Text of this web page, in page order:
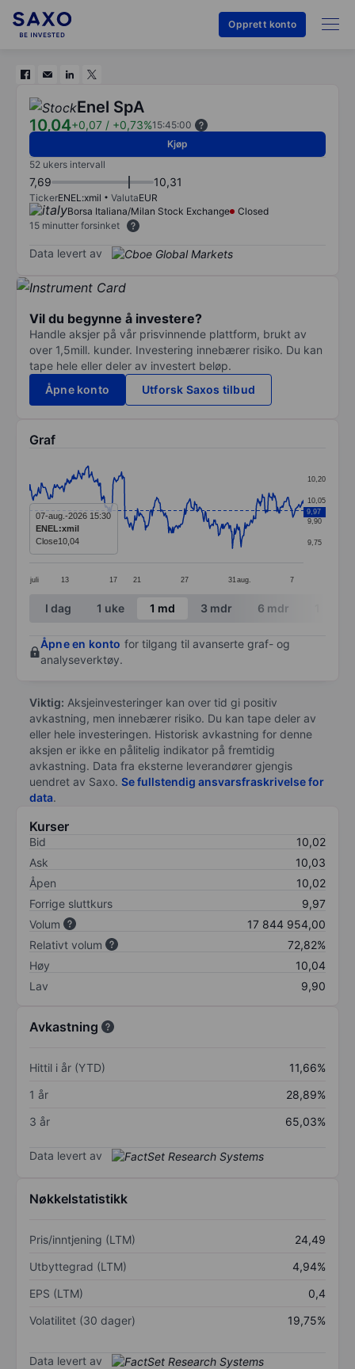
Opprett konto
Enel SpA
10,04+0,07 / +0,73%15:45:00
Kjøp
52 ukers intervall
7,69 10,31
TickerENEL:xmil ValutaEUR
Borsa Italiana/Milan Stock Exchange
Closed
15 minutter forsinket
Data levert av
Vil du begynne å investere?
Handle aksjer på vår prisvinnende plattform, brukt av
over 1,5mill. kunder. Investering innebærer risiko. Du kan
tape hele eller deler av investert beløp.
Åpne konto
Utforsk Saxos tilbud
Graf
Line chart with 414 data points.
The chart has 1 X axis displaying categories.
The chart has 1 Y axis displaying values. Data
juli 13 17 21 27 31 aug. 7
9,75
9,90
10,05
10,20
9,97
07-aug.-2026 15:30
ENEL:xmil
Close10,04
End of interactive chart.
I dag 1 uke 1 md 3 mdr 6 mdr
Åpne en konto for tilgang til avanserte graf- og
analyseverktøy.
Viktig: Aksjeinvesteringer kan over tid gi positiv
avkastning, men innebærer risiko. Du kan tape deler av
eller hele investeringen. Historisk avkastning for denne
aksjen er ikke en pålitelig indikator på fremtidig
avkastning. Data fra eksterne leverandører gjengis
uendret av Saxo. Se fullstendig ansvarsfraskrivelse for
data.
Kurser
Bid
10,02
Ask
10,03
Åpen
10,02
Forrige sluttkurs
9,97
Volum
17 844 954,00
Relativt volum
72,82%
Høy
10,04
Lav
9,90
Avkastning
Hittil i år (YTD)
11,66%
1 år
28,89%
3 år
65,03%
Data levert av
Nøkkelstatistikk
Pris/inntjening (LTM)
24,49
Utbyttegrad (LTM)
4,94%
EPS (LTM)
0,4
Volatilitet (30 dager)
19,75%
Data levert av